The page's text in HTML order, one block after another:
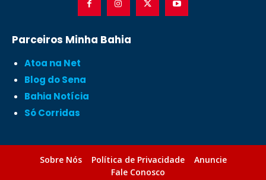
Parceiros Minha Bahia
Atoa na Net
Blog do Sena
Bahia Notícia
Só Corridas
Sobre Nós Política de Privacidade
Anuncie
Fale Conosco